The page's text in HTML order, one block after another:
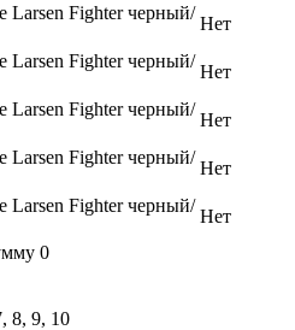
Larsen Fighter черный/
Нет
Larsen Fighter черный/
Нет
Larsen Fighter черный/
Нет
Larsen Fighter черный/
Нет
Larsen Fighter черный/
Нет
0
8, 9, 10